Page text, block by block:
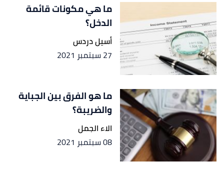
ما هي مكونات قائمة
الدخل؟
أسيل دردس
27 سبتمبر 2021
ما هو الفرق بين الجباية
والضريبة؟
الاء الجمل
08 سبتمبر 2021